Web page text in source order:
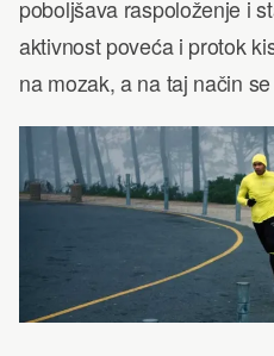
poboljšava raspoloženje i
aktivnost poveća i protok
na mozak, a na taj način